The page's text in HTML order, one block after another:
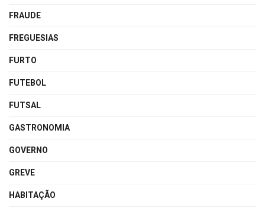
FRAUDE
FREGUESIAS
FURTO
FUTEBOL
FUTSAL
GASTRONOMIA
GOVERNO
GREVE
HABITAÇÃO